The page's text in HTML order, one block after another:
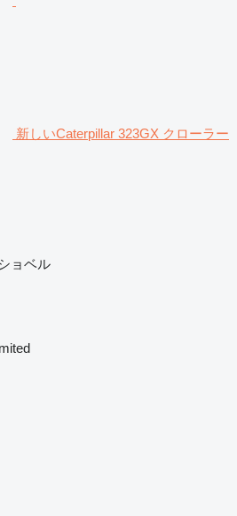
新しいCaterpillar 323GX クローラー
ョベル